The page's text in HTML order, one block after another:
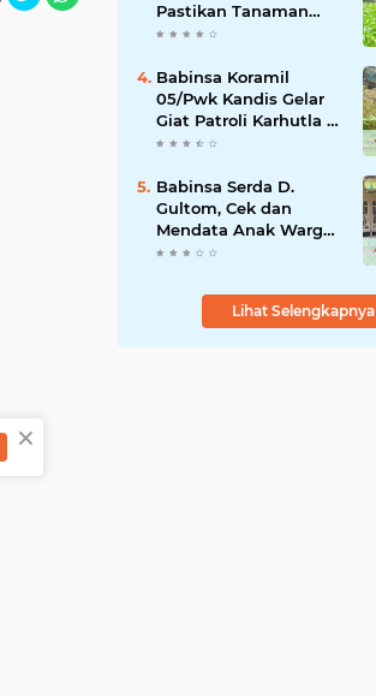
Pastikan Tanaman
Jagung Tumbuh
Swasembada Pangan
Nasional
Babinsa Koramil
05/Pwk Kandis Gelar
Giat Patroli Karhutla di
Wilayah Kelurahan
Babinsa Serda D.
Gultom, Cek dan
Mendata Anak Warga
Yang Stunting
Lihat Selengkapnya
×